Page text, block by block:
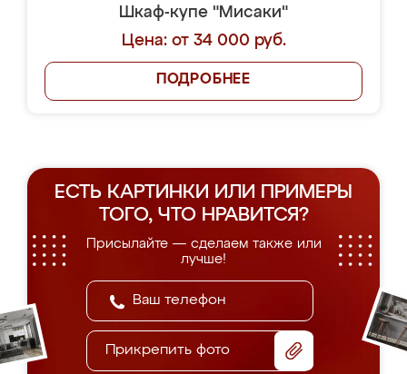
Шкаф-купе "Мисаки"
Цена: от 34 000 руб.
ПОДРОБНЕЕ
ЕСТЬ КАРТИНКИ ИЛИ ПРИМЕРЫ
ТОГО, ЧТО НРАВИТСЯ?
Присылайте — сделаем также или
лучше!
Прикрепить фото